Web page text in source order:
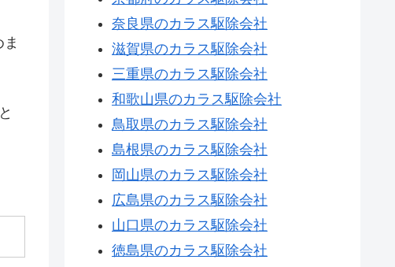
奈良県のカラス駆除会社
滋賀県のカラス駆除会社
三重県のカラス駆除会社
和歌山県のカラス駆除会社
鳥取県のカラス駆除会社
島根県のカラス駆除会社
岡山県のカラス駆除会社
広島県のカラス駆除会社
山口県のカラス駆除会社
徳島県のカラス駆除会社